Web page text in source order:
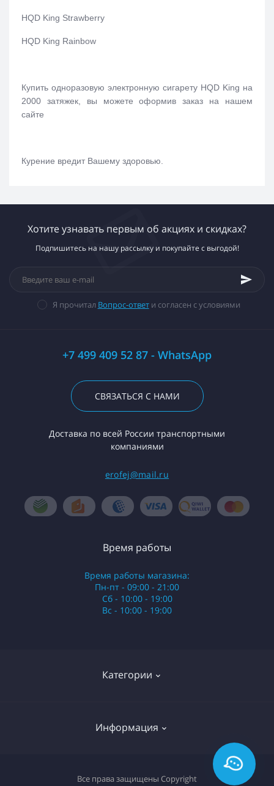
HQD King Strawberry
HQD King Rainbow
Купить одноразовую электронную сигарету HQD King на
2000 затяжек, вы можете оформив заказ на нашем
сайте
Курение вредит Вашему здоровью.
Хотите узнавать первым об акциях и скидках?
Подпишитесь на нашу рассылку и покупайте с выгодой!
Я прочитал Вопрос-ответи согласен с условиями
+7 499 409 52 87 - WhatsApp
СВЯЗАТЬСЯ С НАМИ
Доставка по всей России транспортными
компаниями
erofej@mail.ru
Категории
Информация
Время работы
Время работы магазина:
Пн-пт - 09:00 - 21:00
Сб - 10:00 - 19:00
Вс - 10:00 - 19:00
Все права защищены Copyright